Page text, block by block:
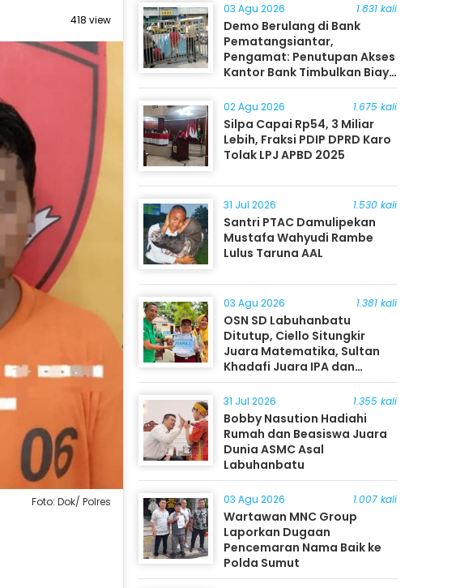
418 view
Foto: Dok/ Polres
03 Agu 2026 1.831 kali
Demo Berulang di Bank
Pematangsiantar,
Pengamat: Penutupan Akses
Kantor Bank Timbulkan Biaya
Ekonomi bagi Masyarakat
02 Agu 2026 1.675 kali
Silpa Capai Rp54, 3 Miliar
Lebih, Fraksi PDIP DPRD Karo
Tolak LPJ APBD 2025
31 Jul 2026 1.530 kali
Santri PTAC Damulipekan
Mustafa Wahyudi Rambe
Lulus Taruna AAL
03 Agu 2026 1.381 kali
OSN SD Labuhanbatu
Ditutup, Ciello Situngkir
Juara Matematika, Sultan
Khadafi Juara IPA dan
Timothy Rangkuti Juara IPS
31 Jul 2026 1.355 kali
Bobby Nasution Hadiahi
Rumah dan Beasiswa Juara
Dunia ASMC Asal
Labuhanbatu
03 Agu 2026 1.007 kali
Wartawan MNC Group
Laporkan Dugaan
Pencemaran Nama Baik ke
Polda Sumut